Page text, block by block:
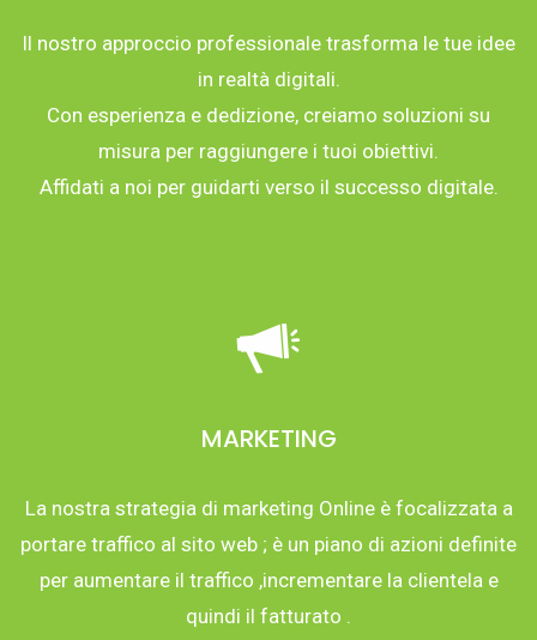
Il nostro approccio professionale trasforma le tue idee
in realtà digitali.
Con esperienza e dedizione, creiamo soluzioni su
misura per raggiungere i tuoi obiettivi.
Affidati a noi per guidarti verso il successo digitale.
MARKETING
La nostra strategia di marketing Online è focalizzata a
portare traffico al sito web ; è un piano di azioni definite
per aumentare il traffico ,incrementare la clientela e
quindi il fatturato .